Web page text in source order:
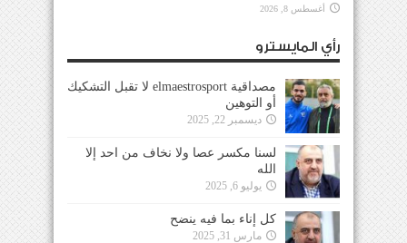
أغسطس 8, 2026
رأي المايسترو
مصداقية elmaestrosport لا تقبل التشكيك
أو التوهين
ديسمبر 22, 2025
لسنا مكسر عصا ولا نخاف من احد إلا
الله
يوليو 6, 2025
كل إناء بما فيه ينضح
مارس 31, 2025